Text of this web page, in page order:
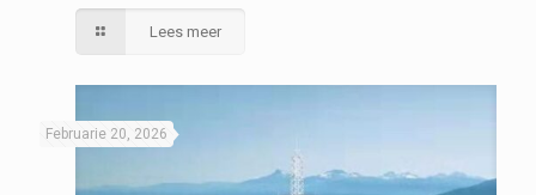
Lees meer
Februarie 20, 2026